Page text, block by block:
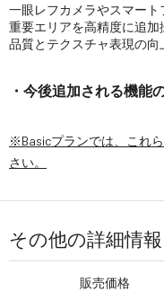
一眼レフカメラやスマート
重要エリアを高精度に追
品質とテクスチャ表現の向
・今後追加される機能
※Basicプランでは、これ
さい。
その他の詳細情報
販売価格